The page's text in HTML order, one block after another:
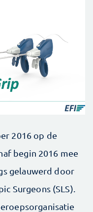
2016 op de
begin 2016 mee
gelauwerd door
Surgeons (SLS).